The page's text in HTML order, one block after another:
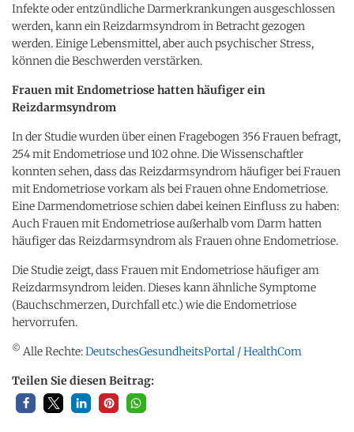
Infekte oder entzündliche Darmerkrankungen ausgeschlossen
werden, kann ein Reizdarmsyndrom in Betracht gezogen
werden. Einige Lebensmittel, aber auch psychischer Stress,
können die Beschwerden verstärken.
Frauen mit Endometriose hatten häufiger ein
Reizdarmsyndrom
In der Studie wurden über einen Fragebogen 356 Frauen befragt,
254 mit Endometriose und 102 ohne. Die Wissenschaftler
konnten sehen, dass das Reizdarmsyndrom häufiger bei Frauen
mit Endometriose vorkam als bei Frauen ohne Endometriose.
Eine Darmendometriose schien dabei keinen Einfluss zu haben:
Auch Frauen mit Endometriose außerhalb vom Darm hatten
häufiger das Reizdarmsyndrom als Frauen ohne Endometriose.
Die Studie zeigt, dass Frauen mit Endometriose häufiger am
Reizdarmsyndrom leiden. Dieses kann ähnliche Symptome
(Bauchschmerzen, Durchfall etc.) wie die Endometriose
hervorrufen.
© Alle Rechte:DeutschesGesundheitsPortal / HealthCom
Teilen Sie diesen Beitrag: